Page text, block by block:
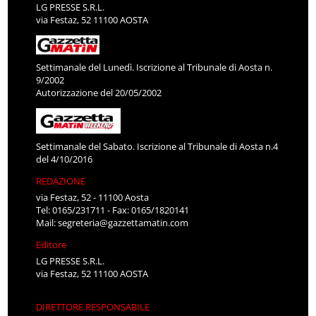
LG PRESSE S.R.L.
via Festaz, 52 11100 AOSTA
Settimanale del Lunedì. Iscrizione al Tribunale di Aosta n.
9/2002
Autorizzazione del 20/05/2002
Settimanale del Sabato. Iscrizione al Tribunale di Aosta n.4
del 4/10/2016
REDAZIONE
via Festaz, 52 - 11100 Aosta
Tel: 0165/231711 - Fax: 0165/1820141
Mail:segreteria@gazzettamatin.com
Editore
LG PRESSE S.R.L.
via Festaz, 52 11100 AOSTA
DIRETTORE RESPONSABILE